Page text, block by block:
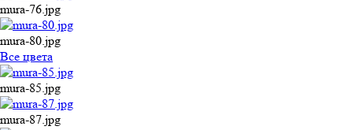
mura-76.jpg
mura-80.jpg
Все цвета
mura-85.jpg
mura-87.jpg